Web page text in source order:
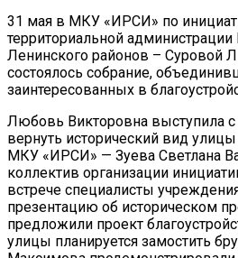
31 мая в МКУ «ИРСИ» по
территориальной
Ленинского районов – Суровой
состоялось собрание,
заинтересованных в
Любовь Викторовна выступила
вернуть исторический вид
МКУ «ИРСИ» — Зуева Светлана
коллектив организации
встрече специалисты
презентацию об историческом
предложили проект
улицы планируется замостить